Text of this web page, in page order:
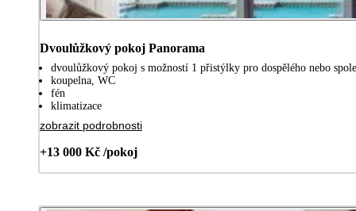
Dvoulůžkový pokoj Panorama
dvoulůžkový pokoj s možností 1 přistýlky pro dospělého nebo
koupelna, WC
fén
klimatizace
zobrazit podrobnosti
+13 000 Kč /pokoj